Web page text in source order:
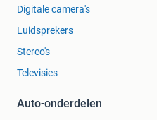
Digitale camera's
Luidsprekers
Stereo's
Televisies
Auto-onderdelen